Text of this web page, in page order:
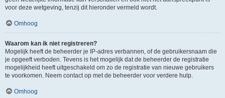
voor deze wetgeving, tenzij dit hieronder vermeld wordt.
Omhoog
Waarom kan ik niet registreren?
Mogelijk heeft de beheerder je IP-adres verbannen, of de gebruikersnaam die
je opgeeft verboden. Tevens is het mogelijk dat de beheerder de registratie
mogelijkheid heeft uitgeschakeld om zo de registratie van nieuwe gebruikers
te voorkomen. Neem contact op met de beheerder voor verdere hulp.
Omhoog